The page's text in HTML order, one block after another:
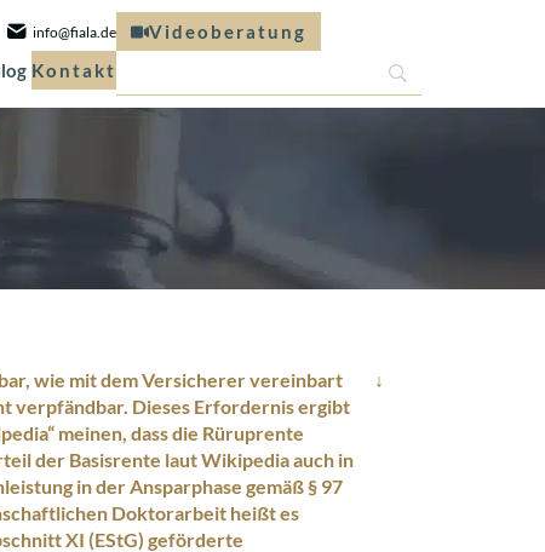
info@fiala.de
Kontakt
Videoberatung
wie mit dem Versicherer vereinbart
verpfändbar. Dieses Erfordernis ergibt
meinen, dass die Rüruprente
der Basisrente laut Wikipedia auch in
in der Ansparphase gemäß § 97
Doktorarbeit heißt es
XI (EStG) geförderte